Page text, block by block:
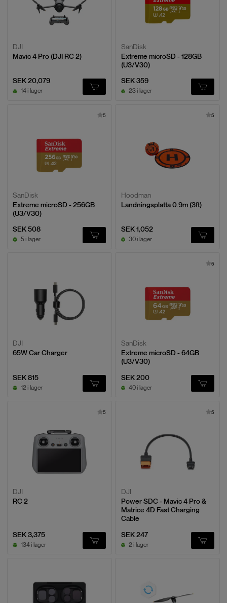
DJI
Mavic 4 Pro (DJI RC 2)
SEK 20,079
14 i lager
SanDisk
Extreme microSD - 128GB
(U3/V30)
SEK 359
23 i lager
5
SanDisk
Extreme microSD - 256GB
(U3/V30)
SEK 508
5 i lager
5
Hoodman
Landningsplatta 0.9m (3ft)
SEK 1,052
30 i lager
DJI
65W Car Charger
SEK 815
12 i lager
5
SanDisk
Extreme microSD - 64GB
(U3/V30)
SEK 200
40 i lager
5
DJI
RC 2
SEK 3,375
134 i lager
5
DJI
Power SDC - Mavic 4 Pro &
Matrice 4D Fast Charging
Cable
SEK 247
2 i lager